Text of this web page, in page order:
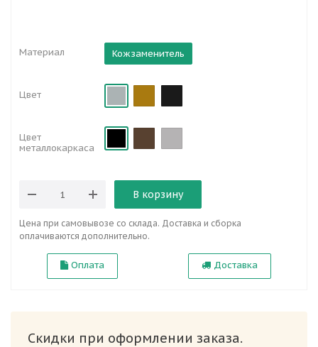
Материал Кожзаменитель
Цвет
Цвет
металлокаркаса
В корзину
Цена при самовывозе со склада. Доставка и сборка
оплачиваются дополнительно.
Оплата Доставка
Скидки при оформлении заказа.